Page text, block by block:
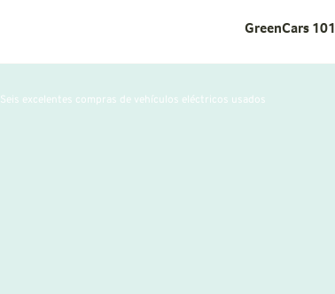
GreenCars 101
Seis excelentes compras de vehículos eléctricos usados